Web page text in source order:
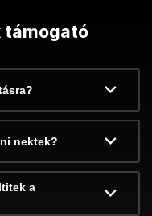
támogató
nektek?
a